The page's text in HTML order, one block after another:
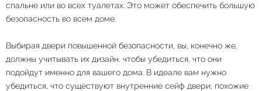
спальне или во всех туалетах. Это может обеспечить большую
безопасность во всем доме.
Выбирая двери повышенной безопасности, вы, конечно же,
должны учитывать их дизайн, чтобы убедиться, что они
подойдут именно для вашего дома. В идеале вам нужно
убедиться, что существуют внутренние сейф двери, похожие